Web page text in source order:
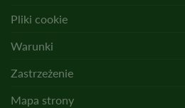
Pliki cookie
Warunki
Zastrzeżenie
Mapa strony